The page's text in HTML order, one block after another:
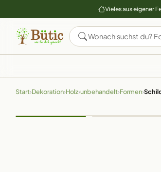
Vieles aus eigener
Start›Dekoration›Holz›unbehandelt›Formen›